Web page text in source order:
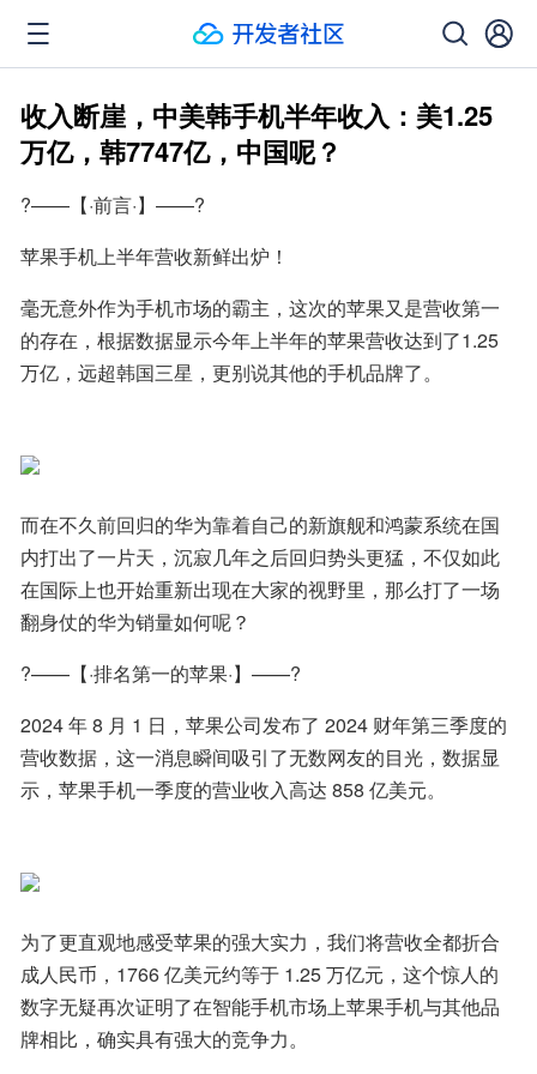
收入断崖，中美韩手机半年收入：美1.25
万亿，韩7747亿，中国呢？
?——【·前言·】——?
苹果手机上半年营收新鲜出炉！
毫无意外作为手机市场的霸主，这次的苹果又是营收第一
的存在，根据数据显示今年上半年的苹果营收达到了1.25
万亿，远超韩国三星，更别说其他的手机品牌了。
而在不久前回归的华为靠着自己的新旗舰和鸿蒙系统在国
内打出了一片天，沉寂几年之后回归势头更猛，不仅如此
在国际上也开始重新出现在大家的视野里，那么打了一场
翻身仗的华为销量如何呢？
?——【·排名第一的苹果·】——?
2024 年 8 月 1 日，苹果公司发布了 2024 财年第三季度的
营收数据，这一消息瞬间吸引了无数网友的目光，数据显
示，苹果手机一季度的营业收入高达 858 亿美元。
为了更直观地感受苹果的强大实力，我们将营收全都折合
成人民币，1766 亿美元约等于 1.25 万亿元，这个惊人的
数字无疑再次证明了在智能手机市场上苹果手机与其他品
牌相比，确实具有强大的竞争力。